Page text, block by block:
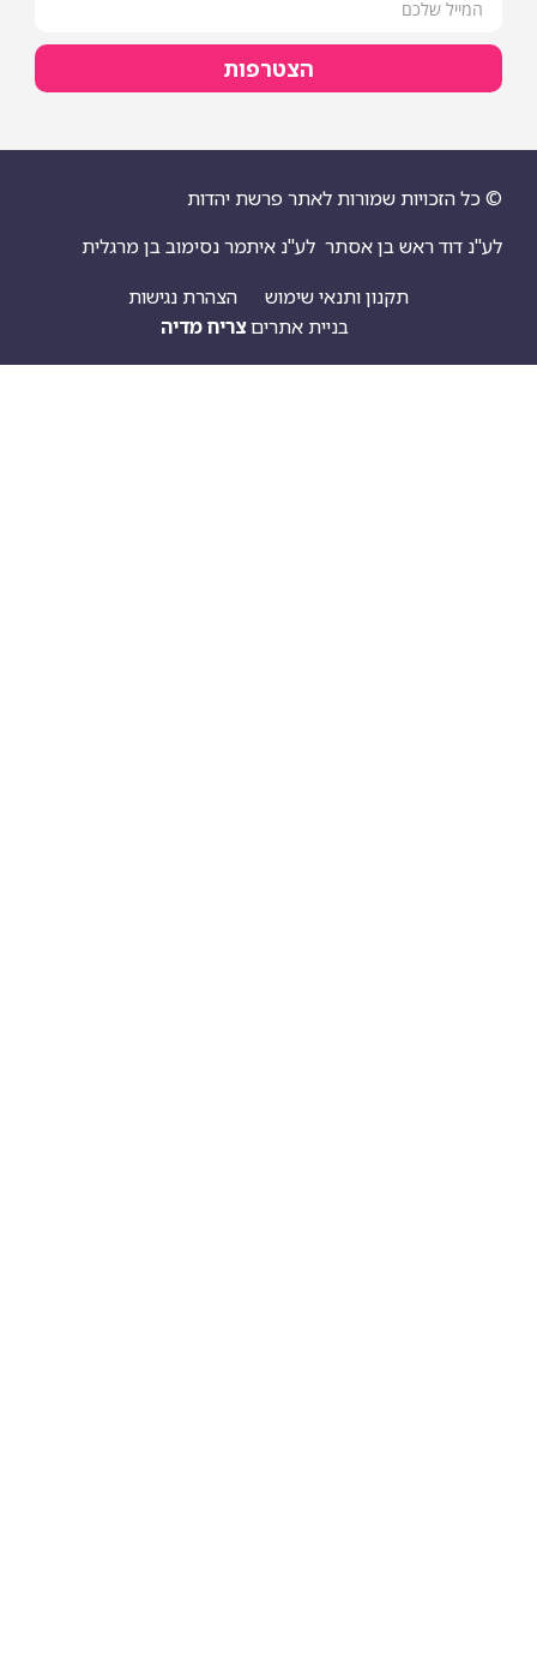
הצטרפות
© כל הזכויות שמורות לאתר פרשת יהדות
לע"נ דוד ראש בן אסתר לע"נ איתמר נסימוב בן מרגלית
תקנון ותנאי שימוש
הצהרת נגישות
בניית אתריםצריח מדיה